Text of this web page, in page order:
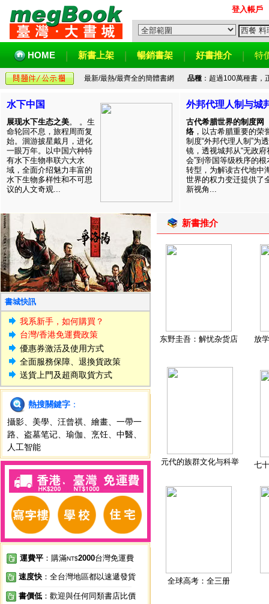
登入帳戶
HOME 新書上架 暢銷書架 好書推介 特
最新/最熱/最齊全的簡體書網 品種：超過100萬種書，
水下中国
展现水下生态之美。 。生
命轮回不息，旅程周而复
始。洄游披星戴月，进化
一眼万年。以中国六种特
有水下生物串联六大水
域，全面介绍魅力丰富的
水下生物多样性和不可思
议的人文奇观...
外邦代理人制与城
古代希腊世界的制度网
络 ，以古希腊重要的荣
制度“外邦代理人制”为透
镜，透视城邦从“无政府
会”到帝国等级秩序的根
转型，为解读古代地中
世界的权力变迁提供了
新视角...
書城快訊
我系新手，如何購買？
台灣/香港免運費政策
優惠券激活及使用方式
全面服務保障、退換貨政策
送貨上門及超商取貨方式
熱搜關鍵字 ：
攝影
美學 汪曾祺 繪畫
一帶一
路
盗墓笔记 瑜伽 烹饪 中醫
人工智能
運費平 ：購滿NT$2000台灣免運費
速度快 ：全台灣地區都以速遞發貨
書價低 ：歡迎與任何同類書店比價
新書推介
东野圭吾：解忧杂货店 放
元代的族群文化与科举 七
全球高考：全三册